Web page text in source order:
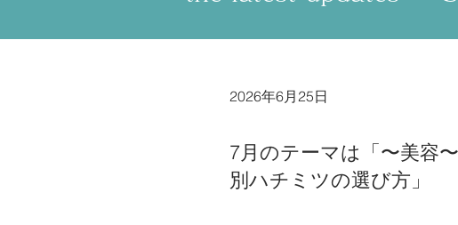
2026年6月25日
7月のテーマは「〜美容
別ハチミツの選び方」